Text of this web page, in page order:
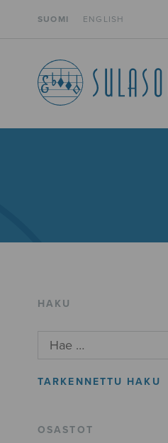
SUOMI ENGLISH
HAKU
TARKENNETTU HAKU
OSASTOT